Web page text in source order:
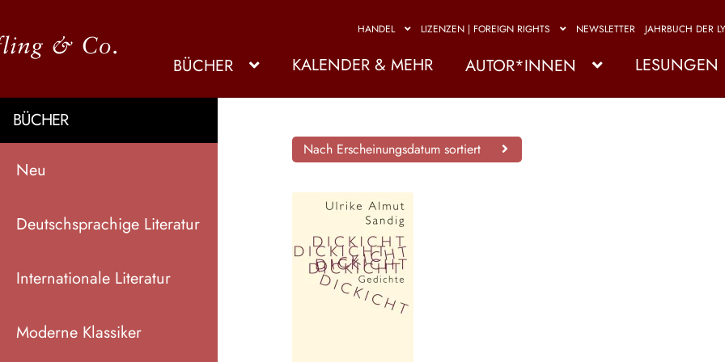
HANDEL LIZENZEN | FOREIGN RIGHTS NEWSLETTER JAHRBUCH DER
BÜCHER KALENDER & MEHR AUTOR*INNEN LESUNGEN
BÜCHER
Neu
Deutschsprachige Literatur
Internationale Literatur
Moderne Klassiker
Nach Erscheinungsdatum sortiert